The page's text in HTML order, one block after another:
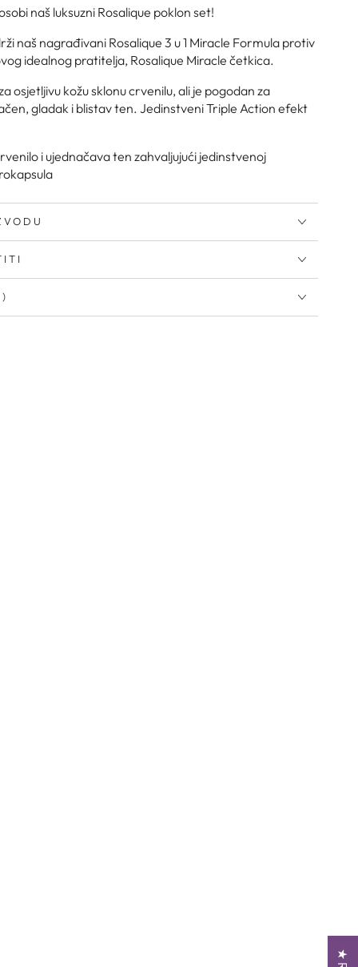
naš luksuzni Rosalique poklon set!
naš nagrađivani Rosalique 3 u 1 Miracle Formula protiv
idealnog pratitelja, Rosalique Miracle četkica.
osjetljivu kožu sklonu crvenilu, ali je pogodan za
gladak i blistav ten. Jedinstveni Triple Action efekt
i ujednačava ten zahvaljujući jedinstvenoj